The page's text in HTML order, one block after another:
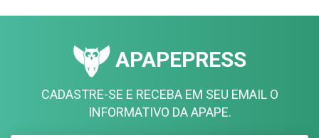
APAPEPRESS
CADASTRE-SE E RECEBA EM SEU EMAIL O
INFORMATIVO DA APAPE.